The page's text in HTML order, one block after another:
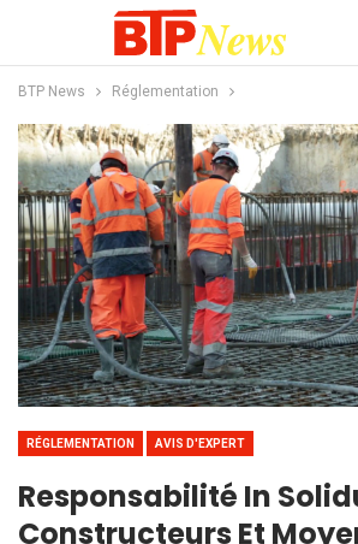
BTP News Réglementation
RÉGLEMENTATION AVIS D'EXPERT
Responsabilité In
Constructeurs Et